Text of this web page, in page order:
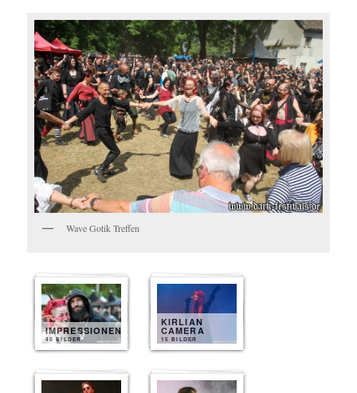
Wave Gotik Treffen
IMPRESSIONEN
40 BILDER
KIRLIAN
CAMERA
15 BILDER